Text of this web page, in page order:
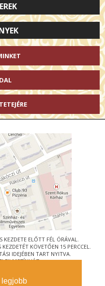
legjobb
ELŐTT FÉL ÓRÁVAL.
KÖVETŐEN 15 PERCCEL.
IDEJÉBEN TART NYITVA.
FILMSZÍNHÁZ